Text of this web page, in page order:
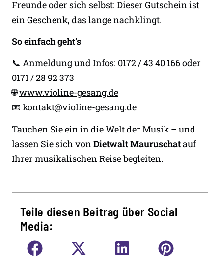
Freunde oder sich selbst: Dieser Gutschein ist
ein Geschenk, das lange nachklingt.
So einfach geht’s
📞 Anmeldung und Infos: 0172 / 43 40 166 oder
0171 / 28 92 373
🌐www.violine-gesang.de
📧 kontakt@violine-gesang.de
Tauchen Sie ein in die Welt der Musik – und
lassen Sie sich vonDietwalt Mauruschatauf
Ihrer musikalischen Reise begleiten.
Teile diesen Beitrag über Social
Media: